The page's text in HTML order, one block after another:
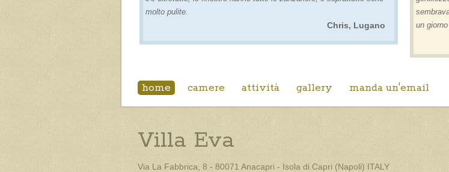
molto pulite.
Chris, Lugano
un
home camere attività gallery manda un'email
Villa Eva
Via La Fabbrica, 8 - 80071 Anacapri - Isola di Capri (Napoli) ITALY